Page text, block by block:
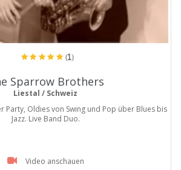
(1)
Sparrow Brothers
Liestal / Schweiz
Party, Oldies von Swing und Pop über Blues bis
Jazz. Live Band Duo.
Video anschauen